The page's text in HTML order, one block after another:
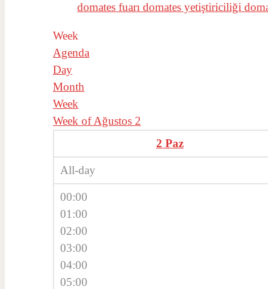
domates fuarı domates yetiştiriciliği
Week
Agenda
Day
Month
Week
Week of Ağustos 2
2 Paz
All-day
00:00
01:00
02:00
03:00
04:00
05:00